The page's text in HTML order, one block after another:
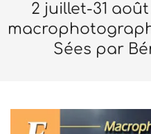
2 juillet-31 août
Sées par